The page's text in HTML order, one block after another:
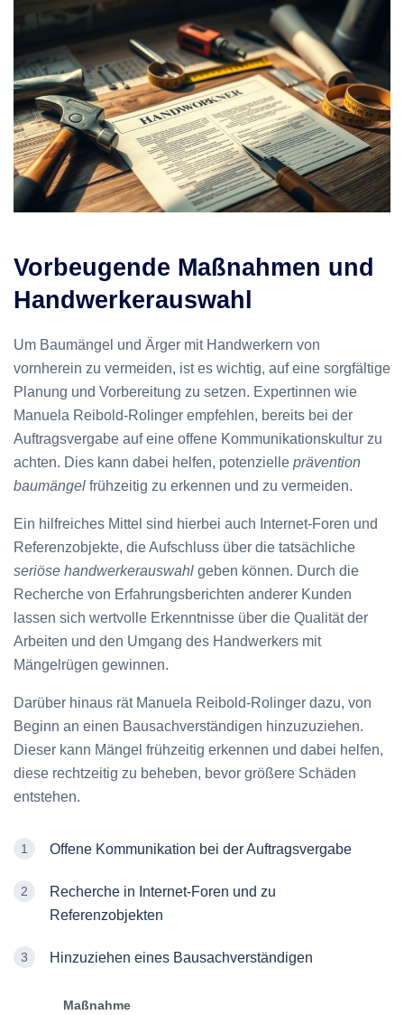
Vorbeugende Maßnahmen und
Handwerkerauswahl
Um Baumängel und Ärger mit Handwerkern von
vornherein zu vermeiden, ist es wichtig, auf eine sorgfältige
Planung und Vorbereitung zu setzen. Expertinnen wie
Manuela Reibold-Rolinger empfehlen, bereits bei der
Auftragsvergabe auf eine offene Kommunikationskultur zu
achten. Dies kann dabei helfen, potenzielle prävention
baumängel frühzeitig zu erkennen und zu vermeiden.
Ein hilfreiches Mittel sind hierbei auch Internet-Foren und
Referenzobjekte, die Aufschluss über die tatsächliche
seriöse handwerkerauswahl geben können. Durch die
Recherche von Erfahrungsberichten anderer Kunden
lassen sich wertvolle Erkenntnisse über die Qualität der
Arbeiten und den Umgang des Handwerkers mit
Mängelrügen gewinnen.
Darüber hinaus rät Manuela Reibold-Rolinger dazu, von
Beginn an einen Bausachverständigen hinzuzuziehen.
Dieser kann Mängel frühzeitig erkennen und dabei helfen,
diese rechtzeitig zu beheben, bevor größere Schäden
entstehen.
Offene Kommunikation bei der Auftragsvergabe
Recherche in Internet-Foren und zu
Referenzobjekten
Hinzuziehen eines Bausachverständigen
Maßnahme